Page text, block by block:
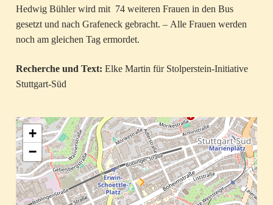
Hedwig Bühler wird mit 74 weiteren Frauen in den Bus
gesetzt und nach Grafeneck gebracht. – Alle Frauen werden
noch am gleichen Tag ermordet.
Recherche und Text: Elke Martin für Stolperstein-Initiative
Stuttgart-Süd
+
−